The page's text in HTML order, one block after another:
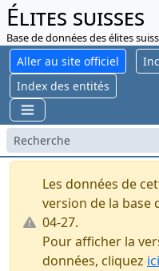
Élites suisses
Base de données des élites
Aller au site officiel
Index des entités
Les données de
version de la base
04-27.
Pour afficher la
données, cliquez ici